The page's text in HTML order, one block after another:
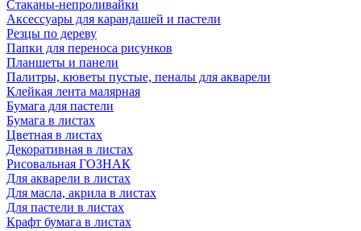
Стаканы-непроливайки
Аксессуары для карандашей и пастели
Резцы по дереву
Папки для переноса рисунков
Планшеты и панели
Палитры, кюветы пустые, пеналы для акварели
Клейкая лента малярная
Бумага для пастели
Бумага в листах
Цветная в листах
Декоративная в листах
Рисовальная ГОЗНАК
Для акварели в листах
Для масла, акрила в листах
Для пастели в листах
Крафт бумага в листах